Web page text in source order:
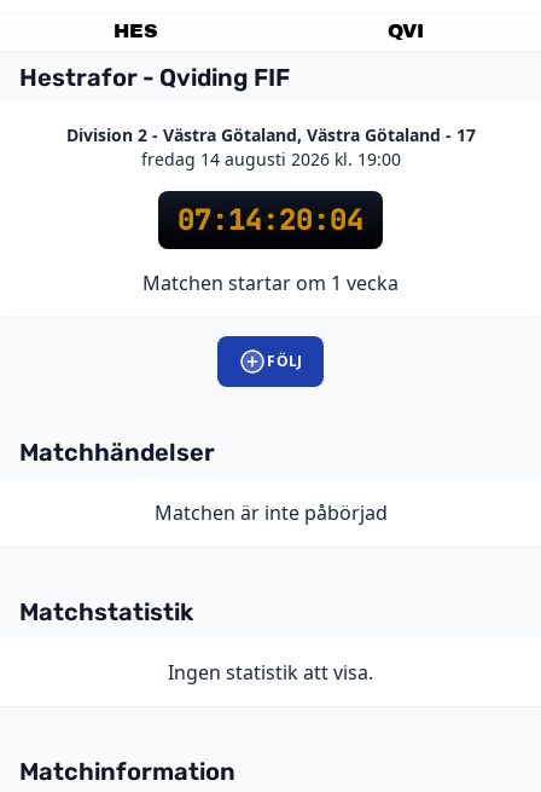
HES QVI
Hestrafor - Qviding FIF
Division 2 - Västra Götaland, Västra Götaland - 17
fredag 14 augusti 2026 kl. 19:00
07:14:20:04
Matchen startar om 1 vecka
FÖLJ
Matchhändelser
Matchen är inte påbörjad
Matchstatistik
Ingen statistik att visa.
Matchinformation